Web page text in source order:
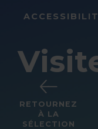
RETOURNEZ
À LA
SÉLECTION